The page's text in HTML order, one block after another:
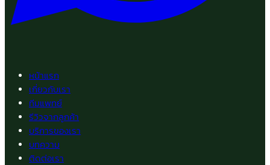
หน้าแรก
เกี่ยวกับเรา
ทีมแพทย์
รีวิวจากลูกค้า
บริการของเรา
บทความ
ติดต่อเรา